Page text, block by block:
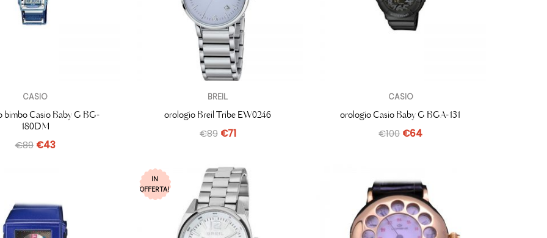
CASIO
bimbo Casio Baby G BG-
180DM
€89 €43
BREIL
orologio Breil Tribe EW0246
€89 €71
CASIO
orologio Casio Baby G BGA-131
€100 €64
IN
OFFERTA!